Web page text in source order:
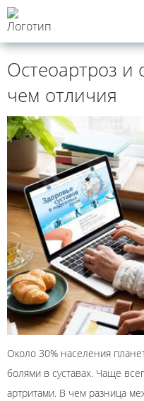
Остеоартроз и
чем отличия
Около 30% населения
болями в суставах. Чаще
артритами. В чем разница